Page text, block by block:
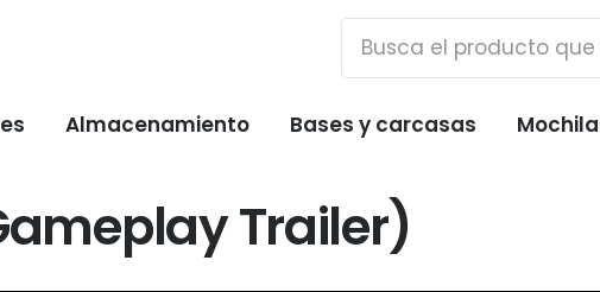
Almacenamiento Bases y carcasas
Trailer)